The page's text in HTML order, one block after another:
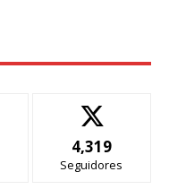
4,319
Seguidores